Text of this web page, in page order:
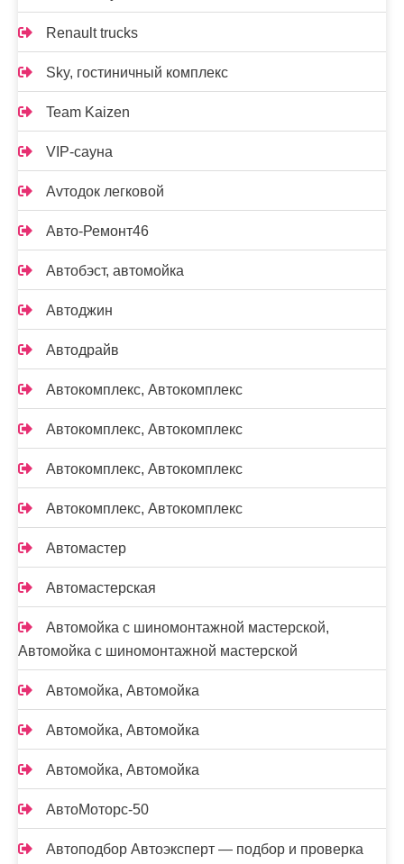
Renault trucks
Sky, гостиничный комплекс
Team Kaizen
VIP-сауна
Аvтодок легковой
Авто-Ремонт46
Автобэст, автомойка
Автоджин
Автодрайв
Автокомплекс, Автокомплекс
Автокомплекс, Автокомплекс
Автокомплекс, Автокомплекс
Автокомплекс, Автокомплекс
Автомастер
Автомастерская
Автомойка с шиномонтажной мастерской,
Автомойка с шиномонтажной мастерской
Автомойка, Автомойка
Автомойка, Автомойка
Автомойка, Автомойка
АвтоМоторс-50
Автоподбор Автоэксперт — подбор и проверка